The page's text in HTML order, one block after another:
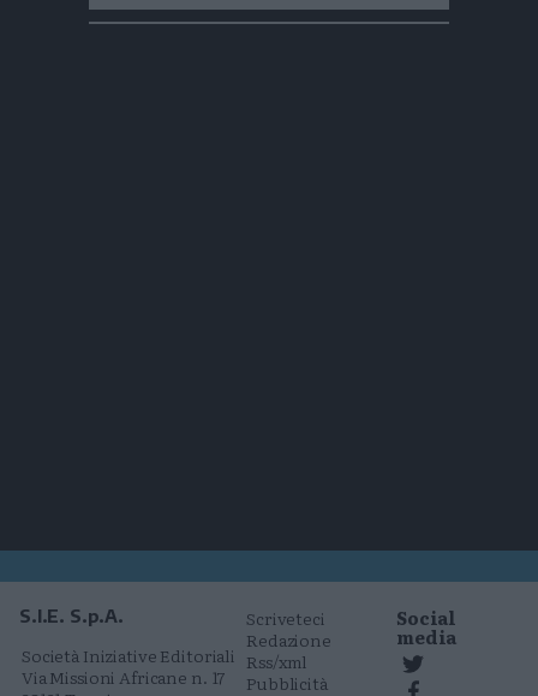
S.I.E. S.p.A.
Società Iniziative Editoriali
Via Missioni Africane n. 17
Scriveteci
Redazione
Rss/xml
Pubblicità
Social
media